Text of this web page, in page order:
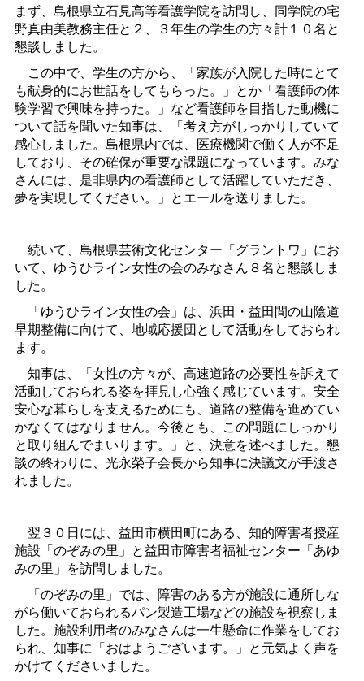
まず、島根県立石見高等看護学院を訪問し、同学院の宅
野真由美教務主任と２、３年生の学生の方々計１０名と
懇談しました。
この中で、学生の方から、「家族が入院した時にとて
も献身的にお世話をしてもらった。」とか「看護師の体
験学習で興味を持った。」など看護師を目指した動機に
ついて話を聞いた知事は、「考え方がしっかりしていて
感心しました。島根県内では、医療機関で働く人が不足
しており、その確保が重要な課題になっています。みな
さんには、是非県内の看護師として活躍していただき、
夢を実現してください。」とエールを送りました。
続いて、島根県芸術文化センター「グラントワ」にお
いて、ゆうひライン女性の会のみなさん８名と懇談しま
した。
「ゆうひライン女性の会」は、浜田・益田間の山陰道
早期整備に向けて、地域応援団として活動をしておられ
ます。
知事は、「女性の方々が、高速道路の必要性を訴えて
活動しておられる姿を拝見し心強く感じています。安全
安心な暮らしを支えるためにも、道路の整備を進めてい
かなくてはなりません。今後とも、この問題にしっかり
と取り組んでまいります。」と、決意を述べました。懇
談の終わりに、光永榮子会長から知事に決議文が手渡さ
れました。
翌３０日には、益田市横田町にある、知的障害者授産
施設「のぞみの里」と益田市障害者福祉センター「あゆ
みの里」を訪問しました。
「のぞみの里」では、障害のある方が施設に通所しな
がら働いておられるパン製造工場などの施設を視察しま
した。施設利用者のみなさんは一生懸命に作業をしてお
られ、知事に「おはようございます。」と元気よく声を
かけてくださいました。